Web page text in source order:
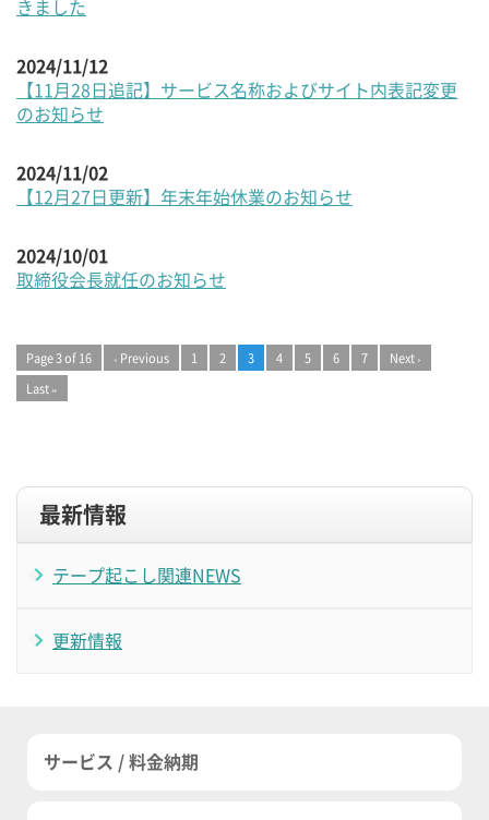
きました
2024/11/12
【11月28日追記】サービス名称およびサイト内表記変更
のお知らせ
2024/11/02
【12月27日更新】年末年始休業のお知らせ
2024/10/01
取締役会長就任のお知らせ
Page 3 of 16 ‹ Previous 1 2 3 4 5 6 7 Next ›
Last »
最新情報
テープ起こし関連NEWS
更新情報
サービス / 料金納期